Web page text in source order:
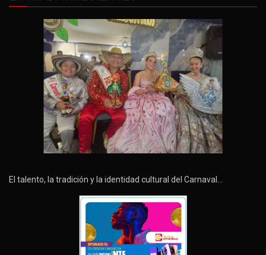
El talento, la tradición y la identidad cultural del Carnaval…